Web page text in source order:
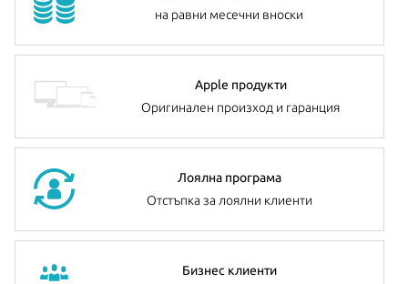
на равни месечни вноски
Apple продукти
Оригинален произход и гаранция
Лоялна програма
Отстъпка за лоялни клиенти
Бизнес клиенти